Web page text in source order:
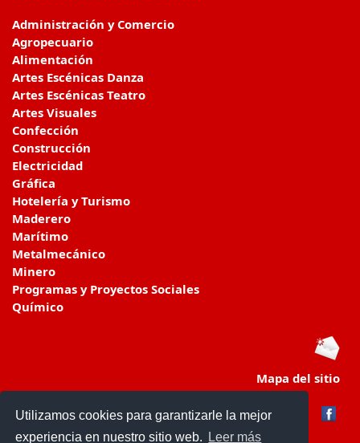
Utilizamos cookies para garantizarle la mejor
experiencia en nuestro sitio web.
Leer más
Administración y Comercio
Agropecuario
Alimentación
Artes Escénicas Danza
Artes Escénicas Teatro
Artes Visuales
Confección
Construcción
Electricidad
Gráfica
Hotelería y Turismo
Maderero
Marítimo
Metalmecánico
Minero
Programas y Proyectos Sociales
Químico
Mapa del sitio